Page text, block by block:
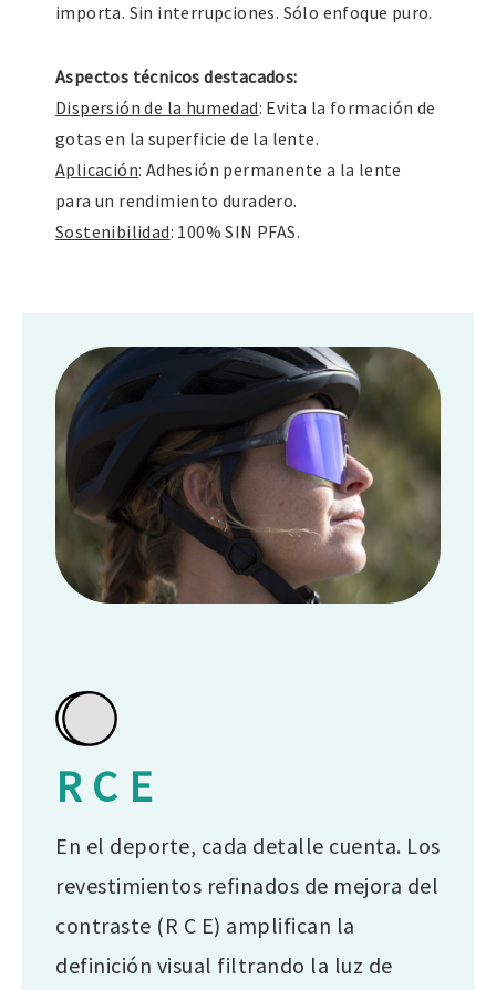
importa. Sin interrupciones. Sólo enfoque puro.
Aspectos técnicos destacados:
Dispersión de la humedad: Evita la formación de
gotas en la superficie de la lente.
Aplicación: Adhesión permanente a la lente
para un rendimiento duradero.
Sostenibilidad: 100% SIN PFAS.
R C E
En el deporte, cada detalle cuenta. Los
revestimientos refinados de mejora del
contraste (R C E) amplifican la
definición visual filtrando la luz de